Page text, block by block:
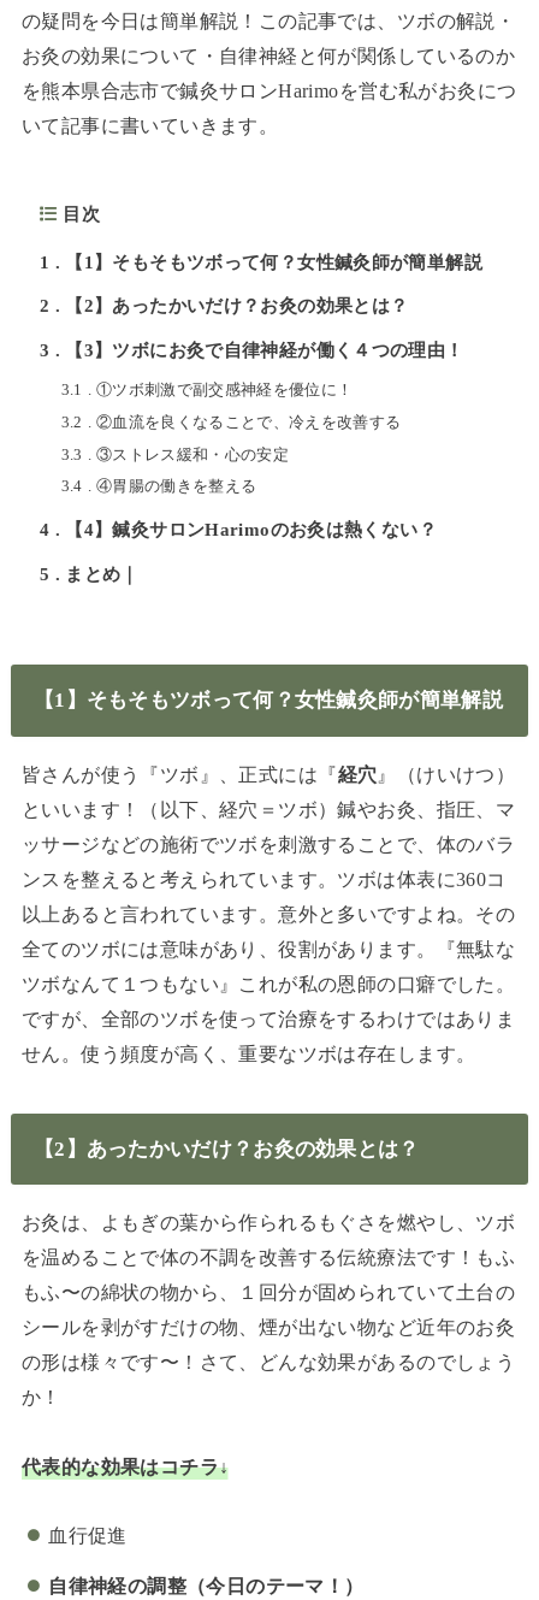
の疑問を今日は簡単解説！この記事では、ツボの解説・
お灸の効果について・自律神経と何が関係しているのか
を熊本県合志市で鍼灸サロンHarimoを営む私がお灸につ
いて記事に書いていきます。
目次
1 【1】そもそもツボって何？女性鍼灸師が簡単解説
2 【2】あったかいだけ？お灸の効果とは？
3 【3】ツボにお灸で自律神経が働く４つの理由！
3.1
①ツボ刺激で副交感神経を優位に！
3.2
②血流を良くなることで、冷えを改善する
3.3
③ストレス緩和・心の安定
3.4
④胃腸の働きを整える
4 【4】鍼灸サロンHarimoのお灸は熱くない？
5 まとめ｜
【1】そもそもツボって何？女性鍼灸師が簡単解説
皆さんが使う『ツボ』、正式には『経穴』（けいけつ）
といいます！（以下、経穴＝ツボ）鍼やお灸、指圧、マ
ッサージなどの施術でツボを刺激することで、体のバラ
ンスを整えると考えられています。ツボは体表に360コ
以上あると言われています。意外と多いですよね。その
全てのツボには意味があり、役割があります。『無駄な
ツボなんて１つもない』これが私の恩師の口癖でした。
ですが、全部のツボを使って治療をするわけではありま
せん。使う頻度が高く、重要なツボは存在します。
【2】あったかいだけ？お灸の効果とは？
お灸は、よもぎの葉から作られるもぐさを燃やし、ツボ
を温めることで体の不調を改善する伝統療法です！もふ
もふ〜の綿状の物から、１回分が固められていて土台の
シールを剥がすだけの物、煙が出ない物など近年のお灸
の形は様々です〜！さて、どんな効果があるのでしょう
か！
代表的な効果はコチラ↓
血行促進
自律神経の調整（今日のテーマ！）